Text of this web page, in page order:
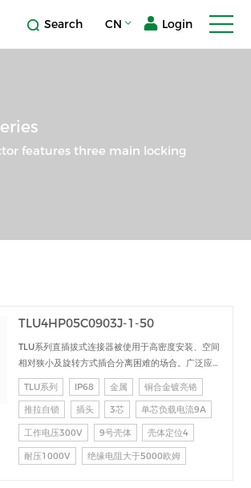
Search CN Login
features three main locking
TLU4HP05C0903J-1-50
TLU系列直插拔式连接器被使用于高密度安装、空间
相对狭小及旋转方式插合分离困难的场合。广泛应用
于电台设备、加固计算机、医疗设备、测试检测设
备、音频视频设备、数据采集、工业控制等场合的交
直流、高速、射频、光纤等的信号连接传输。
TLU系列 IP68 金属 铜合金镀亮铬
推拉自锁 插头 3芯 单芯负载电流9A
工作电压300V 9号壳体 壳体定位4
耐压1000V 绝缘电阻大于5000欧姆